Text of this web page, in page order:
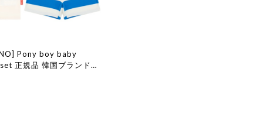
Pony boy baby
正規品 韓国ブランド
日本 店舗 韓国